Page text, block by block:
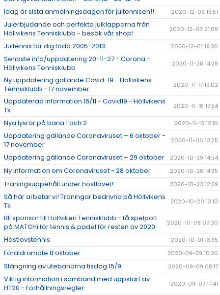
Idag är sista anmälningsdagen för jultennisen!! 2020-12-09 13:51
Julerbjudande och perfekta julklapparna från
Höllvikens Tennisklubb - besök vår shop!
2020-12-03 21:09
Jultennis för dig född 2005-2013 2020-12-01 19:36
Senaste info/uppdatering 20-11-27 - Corona -
Höllvikens Tennisklubb
2020-11-28 14:29
Ny uppdatering gällande Covid-19 - Höllvikens
Tennisklubb - 17 november
2020-11-17 19:02
Uppdaterad information 16/11 - Covid19 - Höllvikens
Tk
2020-11-16 17:54
Nya lysrör på bana 1 och 2 2020-11-13 12:16
Uppdatering gällande Coronaviruset – 6 oktober -
17 november
2020-11-06 13:25
Uppdatering gällande Coronaviruset – 29 oktober 2020-10-29 14:54
Ny information om Coronaviruset - 28 oktober 2020-10-28 14:35
Träningsuppehåll under höstlovet! 2020-10-23 12:29
Så här arbetar vi! Träningar bedrivna på Höllvikens
Tk
2020-10-20 13:10
Bli sponsor till Höllviken Tennisklubb - få spelpott
på MATCHi för tennis & padel för resten av 2020
2020-10-08 07:00
Höstlovstennis 2020-10-01 13:35
Föräldramöte 8 oktober 2020-09-29 10:36
Stängning av utebanorna tisdag 15/9 2020-09-09 08:17
Viktig information i samband med uppstart av
HT20 - Förhållningsregler
2020-09-07 17:41